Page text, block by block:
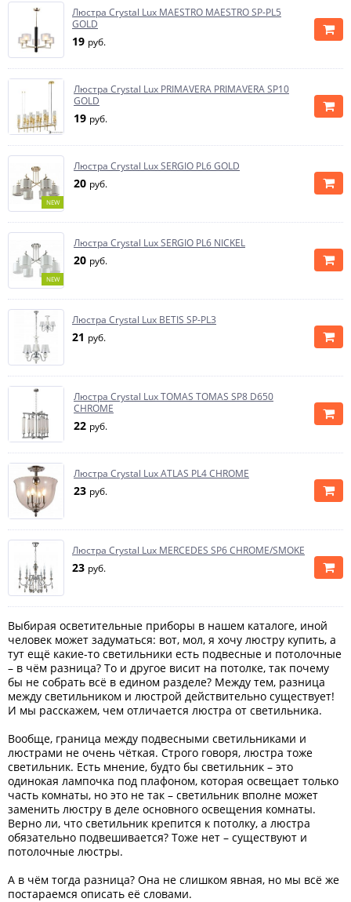
Люстра Crystal Lux MAESTRO MAESTRO SP-PL5
GOLD
19 руб.
Люстра Crystal Lux PRIMAVERA PRIMAVERA SP10
GOLD
19 руб.
NEW
Люстра Crystal Lux SERGIO PL6 GOLD
20 руб.
NEW
Люстра Crystal Lux SERGIO PL6 NICKEL
20 руб.
Люстра Crystal Lux BETIS SP-PL3
21 руб.
Люстра Crystal Lux TOMAS TOMAS SP8 D650
CHROME
22 руб.
Люстра Crystal Lux ATLAS PL4 CHROME
23 руб.
Люстра Crystal Lux MERCEDES SP6 CHROME/SMOKE
23 руб.
Выбирая осветительные приборы в нашем каталоге, иной
человек может задуматься: вот, мол, я хочу люстру купить, а
тут ещё какие-то светильники есть подвесные и потолочные
– в чём разница? То и другое висит на потолке, так почему
бы не собрать всё в едином разделе? Между тем, разница
между светильником и люстрой действительно существует!
И мы расскажем, чем отличается люстра от светильника.
Вообще, граница между подвесными светильниками и
люстрами не очень чёткая. Строго говоря, люстра тоже
светильник. Есть мнение, будто бы светильник – это
одинокая лампочка под плафоном, которая освещает только
часть комнаты, но это не так – светильник вполне может
заменить люстру в деле основного освещения комнаты.
Верно ли, что светильник крепится к потолку, а люстра
обязательно подвешивается? Тоже нет – существуют и
потолочные люстры.
А в чём тогда разница? Она не слишком явная, но мы всё же
постараемся описать её словами.